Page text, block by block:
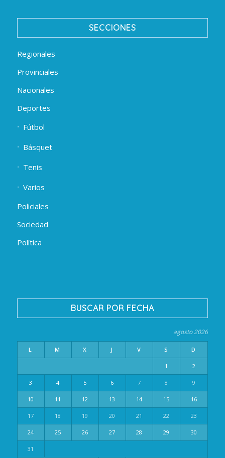
SECCIONES
Regionales
Provinciales
Nacionales
Deportes
Fútbol
Básquet
Tenis
Varios
Policiales
Sociedad
Política
BUSCAR POR FECHA
agosto 2026
L M X J V S D
1 2
3 4 5 6 7 8 9
10 11 12 13 14 15 16
17 18 19 20 21 22 23
24 25 26 27 28 29 30
31